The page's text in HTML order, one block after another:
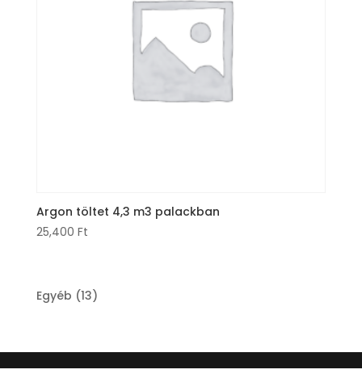
Argon töltet 4,3 m3 palackban
25,400 Ft
Egyéb 1313